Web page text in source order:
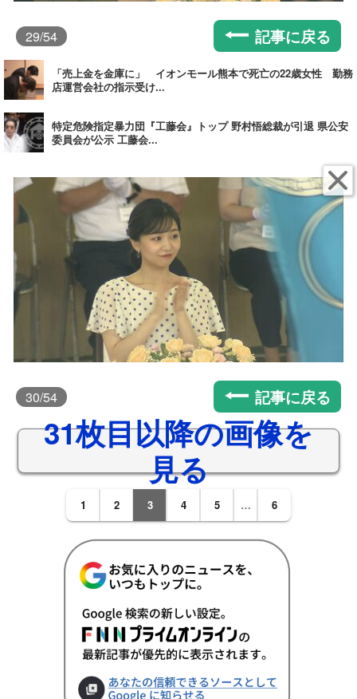
29/54 記事に戻る
「売上金を金庫に」 イオンモール熊本で死亡の22歳女性 勤務
店運営会社の指示受け...
特定危険指定暴力団『工藤会』トップ 野村悟総裁が引退 県公安
委員会が公示 工藤会...
30/54 記事に戻る
31枚目以降の画像を
見る
1 2 3 4 5 … 6